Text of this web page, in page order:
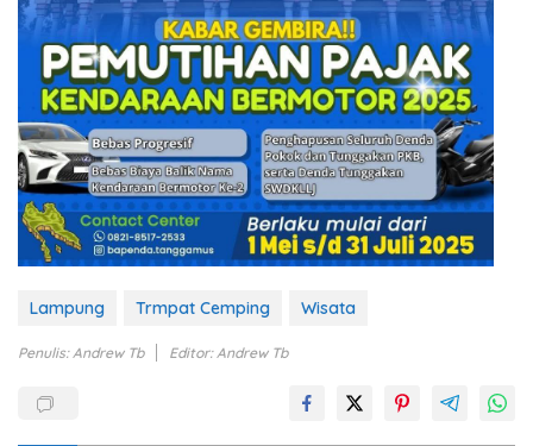
Lampung Trmpat Cemping Wisata
Penulis: Andrew Tb Editor: Andrew Tb